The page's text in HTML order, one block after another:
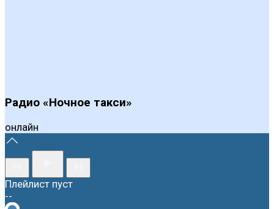
Радио «Ночное такси»
онлайн
Плейлист пуст
--